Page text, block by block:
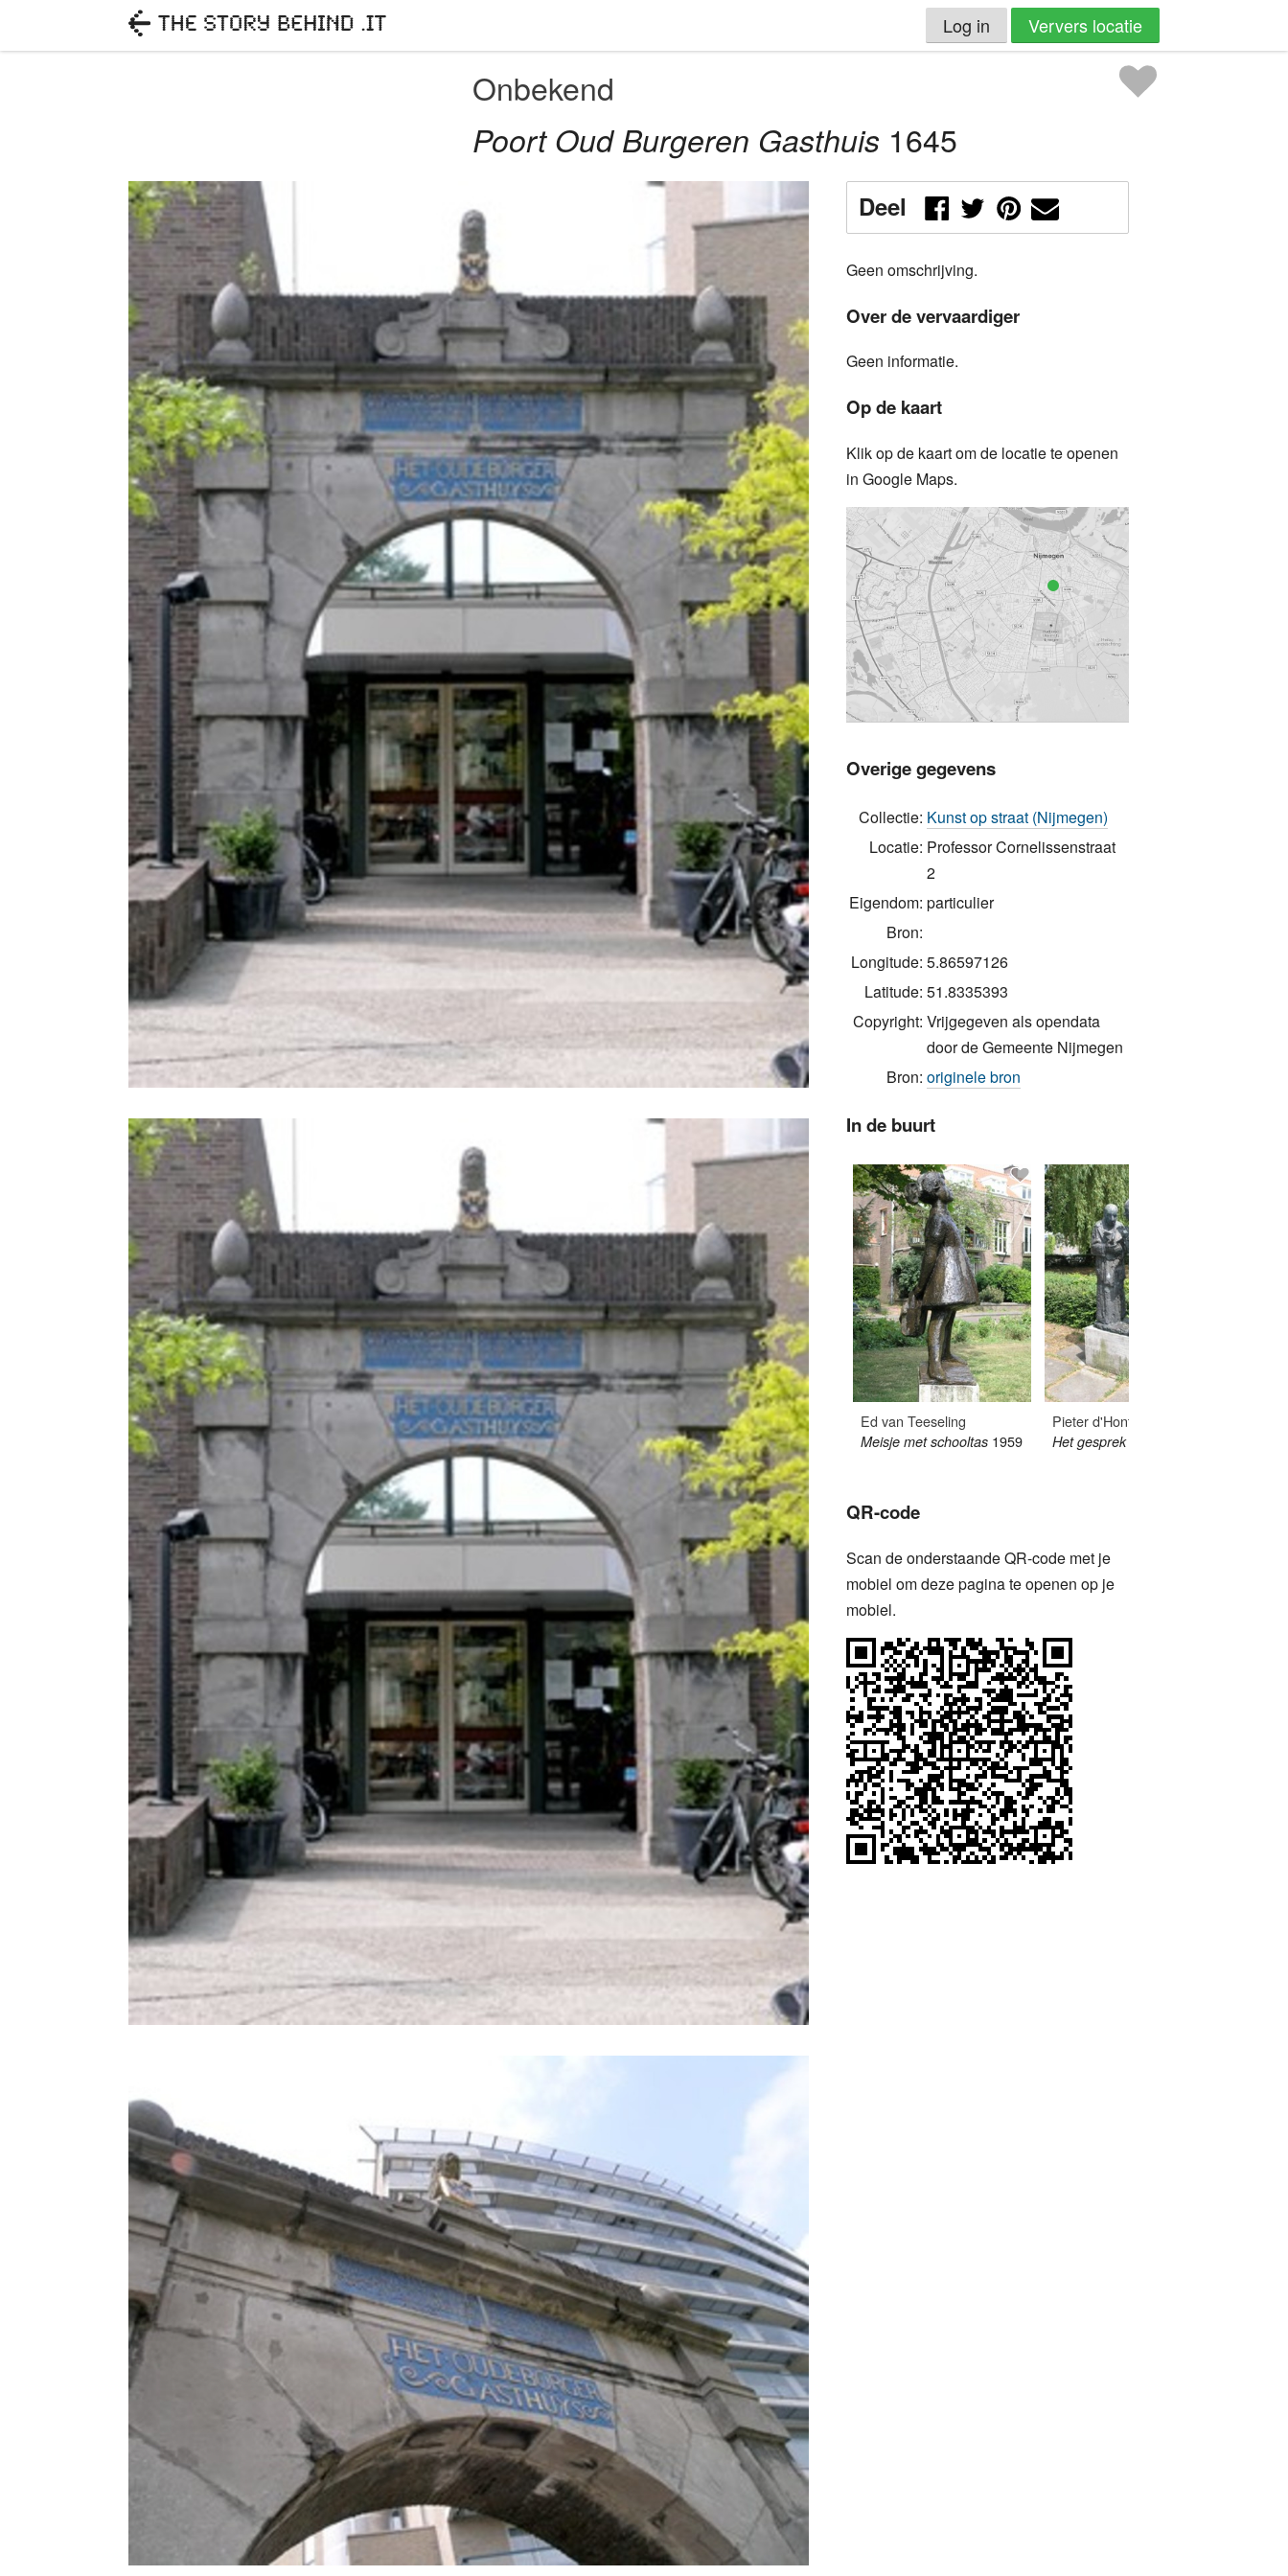
Log in Ververs locatie
Onbekend
Poort Oud Burgeren Gasthuis 1645
Deel
Geen omschrijving.
Over de vervaardiger
Geen informatie.
Op de kaart
Klik op de kaart om de locatie te openen
in Google Maps.
Overige gegevens
Collectie: Kunst op straat (Nijmegen)
Locatie: Professor Cornelissenstraat
2
Eigendom: particulier
Bron:
Longitude: 5.86597126
Latitude: 51.8335393
Copyright: Vrijgegeven als opendata
door de Gemeente Nijmegen
Bron: originele bron
In de buurt
Ed van Teeseling
Meisje met schooltas 1959
Pieter d'Hont
Het gesprek
QR-code
Scan de onderstaande QR-code met je
mobiel om deze pagina te openen op je
mobiel.